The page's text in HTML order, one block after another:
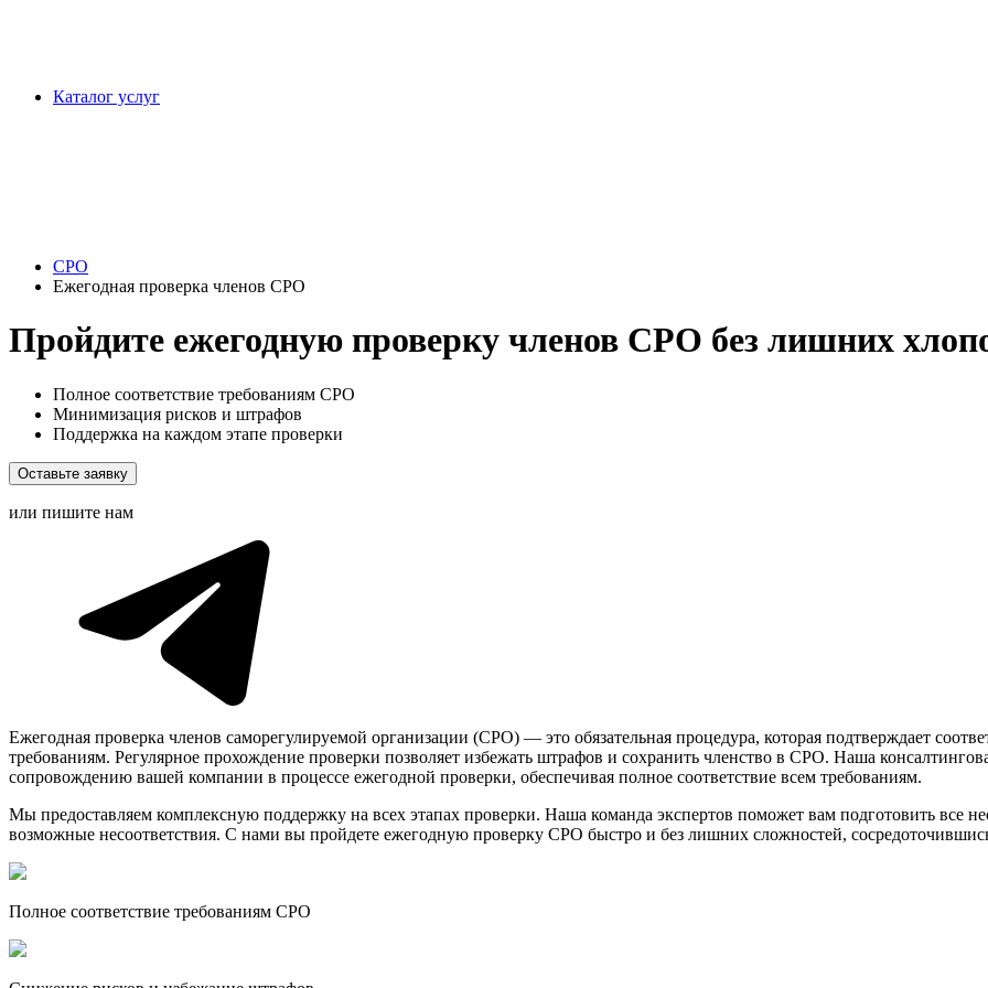
Каталог услуг
СРО
Ежегодная проверка членов СРО
Пройдите ежегодную проверку членов СРО без лишних
Полное соответствие требованиям СРО
Минимизация рисков и штрафов
Поддержка на каждом этапе проверки
Оставьте заявку
или пишите нам
Ежегодная проверка членов саморегулируемой организации (СРО) — это обязательная процедура, которая подтверждает
требованиям. Регулярное прохождение проверки позволяет избежать штрафов и сохранить членство в СРО. Наша
сопровождению вашей компании в процессе ежегодной проверки, обеспечивая полное соответствие всем требованиям.
Мы предоставляем комплексную поддержку на всех этапах проверки. Наша команда экспертов поможет вам подготовить все
возможные несоответствия. С нами вы пройдете ежегодную проверку СРО быстро и без лишних сложностей,
Полное соответствие требованиям СРО